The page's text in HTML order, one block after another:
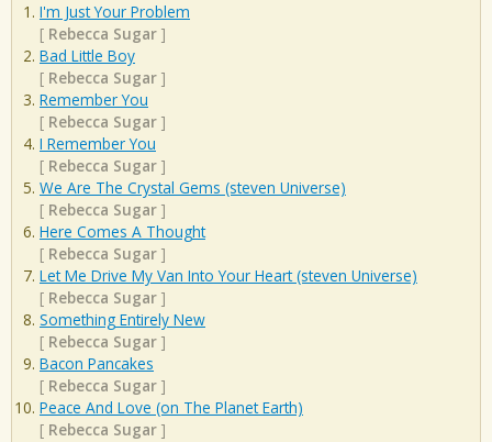
I'm Just Your Problem
[ Rebecca Sugar ]
Bad Little Boy
[ Rebecca Sugar ]
Remember You
[ Rebecca Sugar ]
I Remember You
[ Rebecca Sugar ]
We Are The Crystal Gems (steven Universe)
[ Rebecca Sugar ]
Here Comes A Thought
[ Rebecca Sugar ]
Let Me Drive My Van Into Your Heart (steven Universe)
[ Rebecca Sugar ]
Something Entirely New
[ Rebecca Sugar ]
Bacon Pancakes
[ Rebecca Sugar ]
Peace And Love (on The Planet Earth)
[ Rebecca Sugar ]